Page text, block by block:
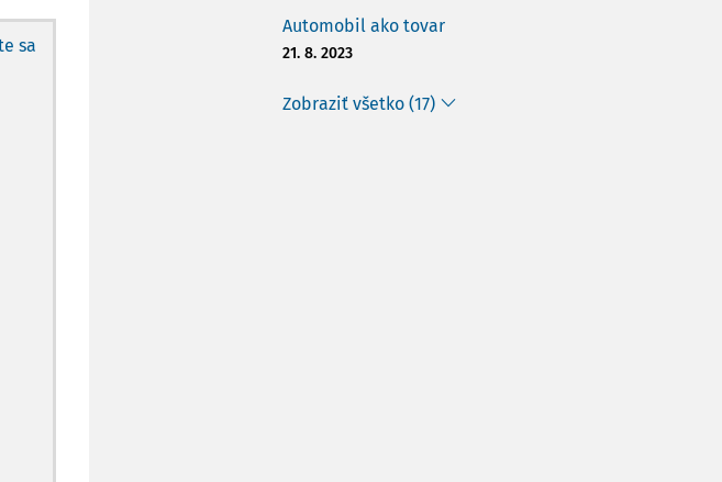
sa
Automobil ako tovar
21. 8. 2023
Zobraziť všetko (17)